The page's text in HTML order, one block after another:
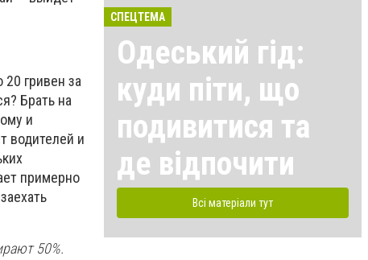
гривен за
Брать на
и
водителей и
примерно
50%.
СПЕЦТЕМА
Одеський гід:
куди піти, що
подивитися та
де відпочити
Всі матеріали тут